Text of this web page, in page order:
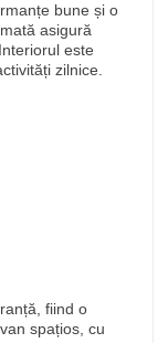
bune și o
asigură
este
zilnice.
fiind o
spațios, cu